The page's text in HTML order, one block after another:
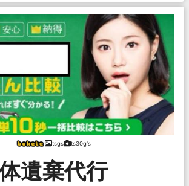
tsgs ts30g's
遺棄代行